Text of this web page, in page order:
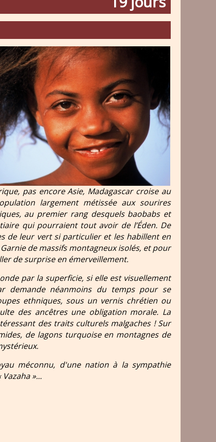
pas encore Asie, Madagascar croise au
largement métissée aux sourires
au premier rang desquels baobabs et
qui pourraient tout avoir de l’Éden. De
de leur vert si particulier et les habillent en
de massifs montagneux isolés, et pour
de surprise en émerveillement.
par la superficie, si elle est visuellement
demande néanmoins du temps pour se
ethniques, sous un vernis chrétien ou
des ancêtres une obligation morale. La
des traits culturels malgaches ! Sur
de lagons turquoise en montagnes de
méconnu, d'une nation à la sympathie
Vazaha»...